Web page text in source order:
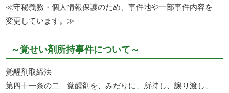
≪守秘義務・個人情報保護のため、事件地や一部事件内容を
変更しています。≫
～覚せい剤所持事件について～
覚醒剤取締法
第四十一条の二 覚醒剤を、みだりに、所持し、譲り渡し、